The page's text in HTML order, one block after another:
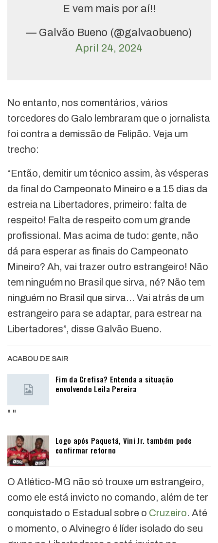
E vem mais por aí!!
— Galvão Bueno (@galvaobueno)
April 24, 2024
No entanto, nos comentários, vários
torcedores do Galo lembraram que o jornalista
foi contra a demissão de Felipão. Veja um
trecho:
“Então, demitir um técnico assim, às vésperas
da final do Campeonato Mineiro e a 15 dias da
estreia na Libertadores, primeiro: falta de
respeito! Falta de respeito com um grande
profissional. Mas acima de tudo: gente, não
dá para esperar as finais do Campeonato
Mineiro? Ah, vai trazer outro estrangeiro! Não
tem ninguém no Brasil que sirva, né? Não tem
ninguém no Brasil que sirva… Vai atrás de um
estrangeiro para se adaptar, para estrear na
Libertadores”, disse Galvão Bueno.
ACABOU DE SAIR
Fim da Crefisa? Entenda a situação
envolvendo Leila Pereira
" "
Logo após Paquetá, Vini Jr. também pode
confirmar retorno
O Atlético-MG não só trouxe um estrangeiro,
como ele está invicto no comando, além de ter
conquistado o Estadual sobre o Cruzeiro. Até
o momento, o Alvinegro é líder isolado do seu